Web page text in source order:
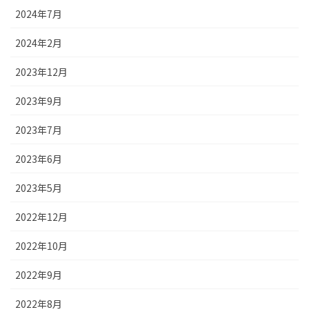
2024年7月
2024年2月
2023年12月
2023年9月
2023年7月
2023年6月
2023年5月
2022年12月
2022年10月
2022年9月
2022年8月